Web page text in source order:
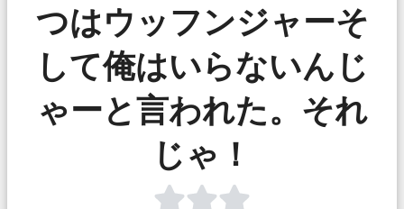
つはウッフンジャーそ
して俺はいらないんじ
ゃーと言われた。それ
じゃ！